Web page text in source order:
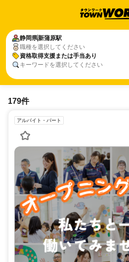
静岡県新蒲原駅
職種を選択してください
資格取得支援または手当あり
キーワードを選択してください
179件
アルバイト・パート